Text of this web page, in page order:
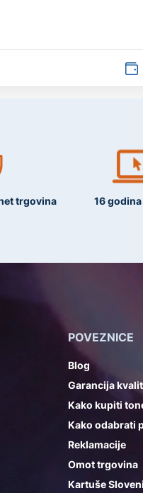
trgovina 16 godina
POVEZNICE
Blog
Garancija
Kako kupiti
Kako odabrati
Reklamacije
Omot trgovina
Kartuše